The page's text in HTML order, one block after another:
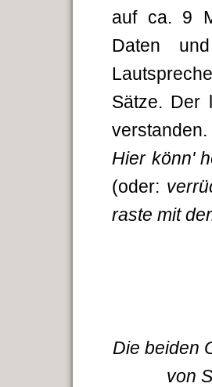
auf ca. 9
Daten
Sätze. Der
verstanden.
Hier könn'
(oder:
raste mit
Die beiden
von